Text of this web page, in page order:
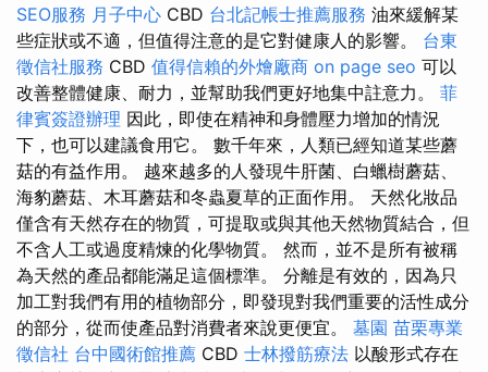
SEO服務 月子中心 CBD 台北記帳士推薦服務 油來緩解某
些症狀或不適，但值得注意的是它對健康人的影響。 台東
徵信社服務 CBD 值得信賴的外燴廠商 on page seo 可以
改善整體健康、耐力，並幫助我們更好地集中註意力。 菲
律賓簽證辦理 因此，即使在精神和身體壓力增加的情況
下，也可以建議食用它。 數千年來，人類已經知道某些蘑
菇的有益作用。 越來越多的人發現牛肝菌、白蠟樹蘑菇、
海豹蘑菇、木耳蘑菇和冬蟲夏草的正面作用。 天然化妝品
僅含有天然存在的物質，可提取或與其他天然物質結合，但
不含人工或過度精煉的化學物質。 然而，並不是所有被稱
為天然的產品都能滿足這個標準。 分離是有效的，因為只
加工對我們有用的植物部分，即發現對我們重要的活性成分
的部分，從而使產品對消費者來說更便宜。 墓園 苗栗專業
徵信社 台中國術館推薦 CBD 士林撥筋療法 以酸形式存在